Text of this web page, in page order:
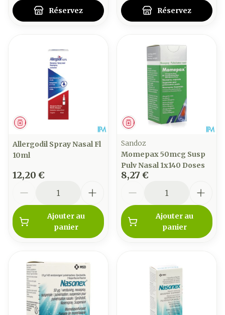
Réservez Réservez
Médicament
Allergodil Spray Nasal Fl
10ml
12,20 €
Ajouter au
panier
Médicament
Sandoz
Momepax 50mcg Susp
Pulv Nasal 1x140 Doses
8,27 €
Ajouter au
panier